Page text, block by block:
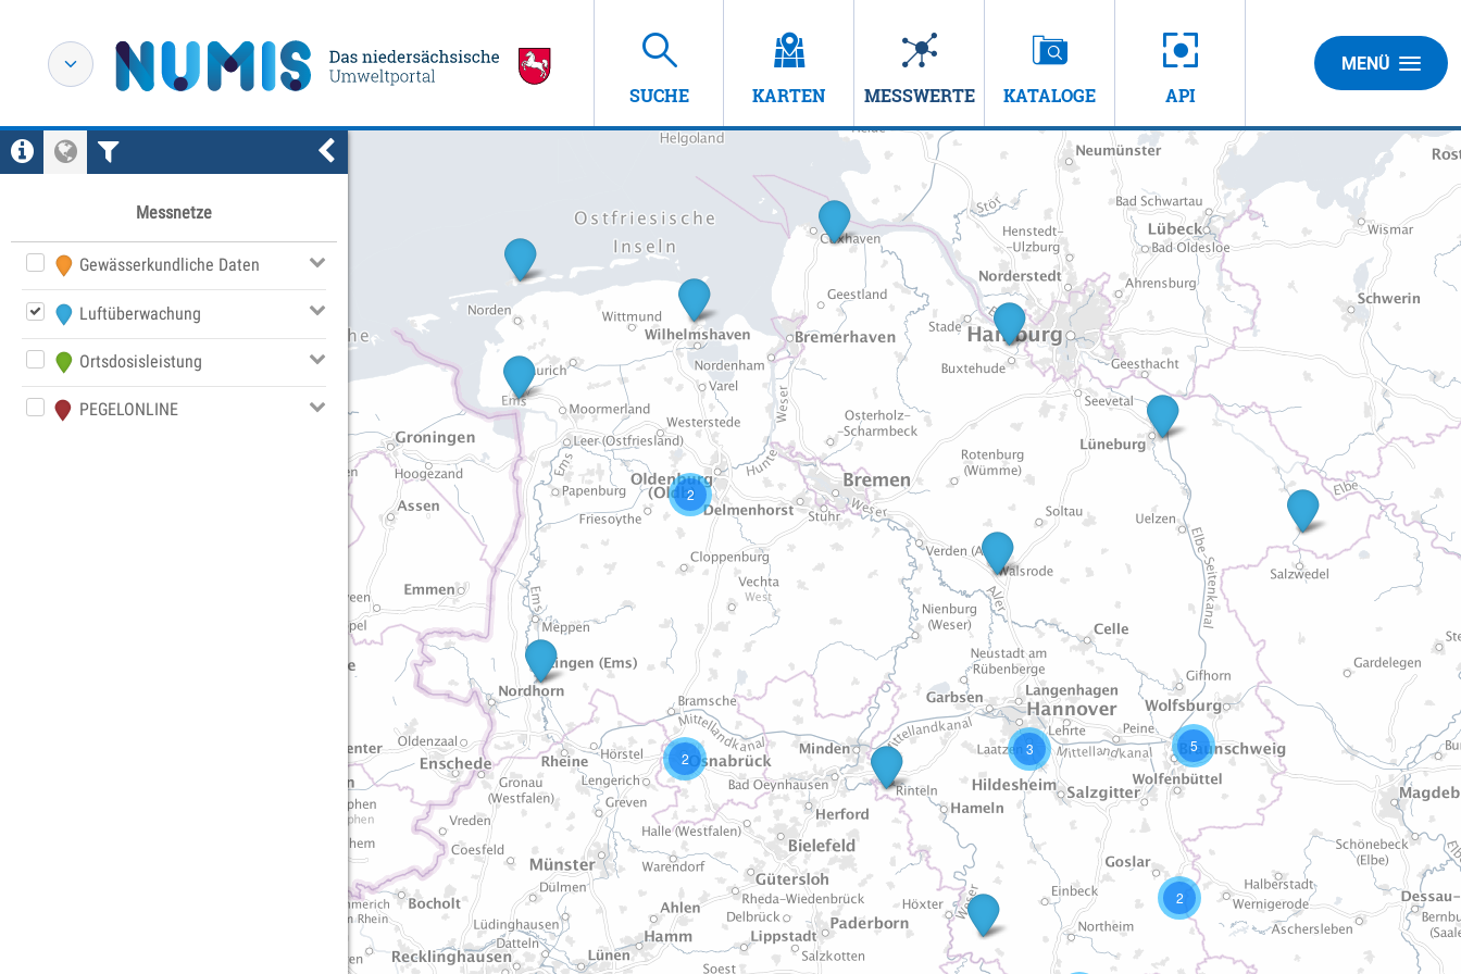
SUCHE KARTEN MESSWERTE KATALOGE API
MENÜ